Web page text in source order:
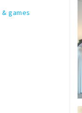
games